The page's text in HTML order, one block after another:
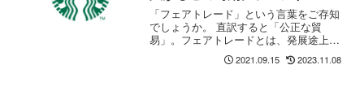
の解説をします。
「フェアトレード」という言葉をご存知
でしょうか。 直訳すると「公正な貿
易」。フェアトレードとは、発展途上国
との貿易において、フェアな取り引きを
することにより途上国の人々の生活を助
2021.09.15 2023.11.08